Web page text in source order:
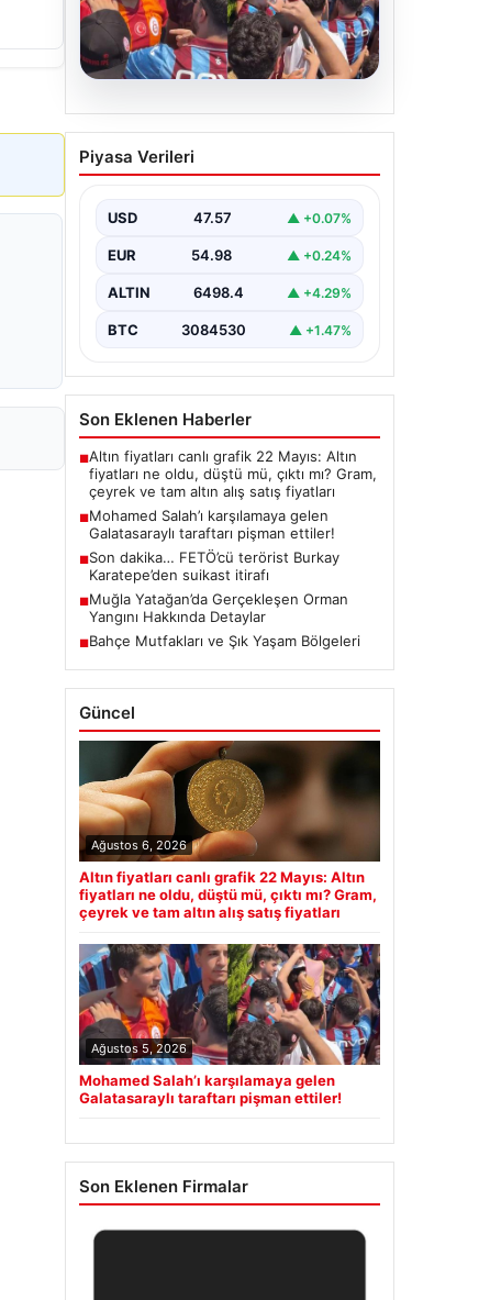
05.08.2026
Mohamed Salah’ı
karşılamaya gelen
pişman ettiler!
Piyasa Verileri
USD 47.57 ▲ +0.07%
EUR 54.98 ▲ +0.24%
ALTIN 6498.4 ▲ +4.29%
BTC 3084530 ▲ +1.47%
Son Eklenen Haberler
■Altın fiyatları canlı grafik 22 Mayıs: Altın
fiyatları ne oldu, düştü mü, çıktı mı? Gram,
çeyrek ve tam altın alış satış fiyatları
■Mohamed Salah’ı karşılamaya gelen
Galatasaraylı taraftarı pişman ettiler!
■Son dakika… FETÖ’cü terörist Burkay
Karatepe’den suikast itirafı
■Muğla Yatağan’da Gerçekleşen Orman
Yangını Hakkında Detaylar
■Bahçe Mutfakları ve Şık Yaşam Bölgeleri
Güncel
Ağustos 6, 2026
Altın fiyatları canlı grafik 22 Mayıs: Altın
fiyatları ne oldu, düştü mü, çıktı mı? Gram,
çeyrek ve tam altın alış satış fiyatları
Ağustos 5, 2026
Mohamed Salah’ı karşılamaya gelen
Galatasaraylı taraftarı pişman ettiler!
Son Eklenen Firmalar